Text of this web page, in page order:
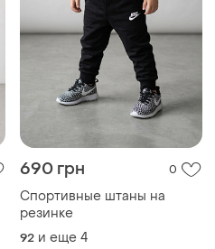
690 грн 0
Спортивные штаны на
резинке
92 и еще 4